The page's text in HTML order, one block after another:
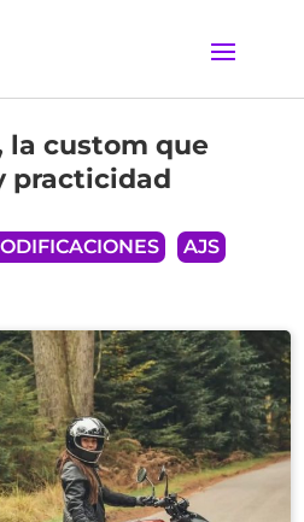
la custom que
practicidad
AJS